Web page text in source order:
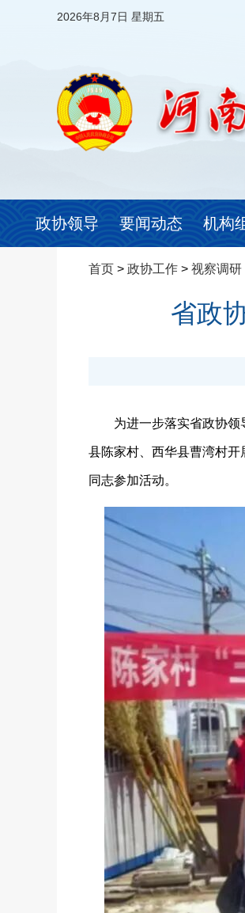
2026年8月7日 星期五
政协领导 要闻动态 机构
首页 > 政协工作 > 视察调研
省政
为进一步落实省政协领导
县陈家村、西华县曹湾村开
同志参加活动。